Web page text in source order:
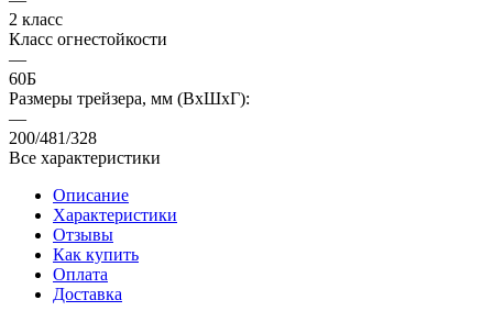
2 класс
Класс огнестойкости
—
60Б
Размеры трейзера, мм (ВхШхГ):
—
200/481/328
Все характеристики
Описание
Характеристики
Отзывы
Как купить
Оплата
Доставка